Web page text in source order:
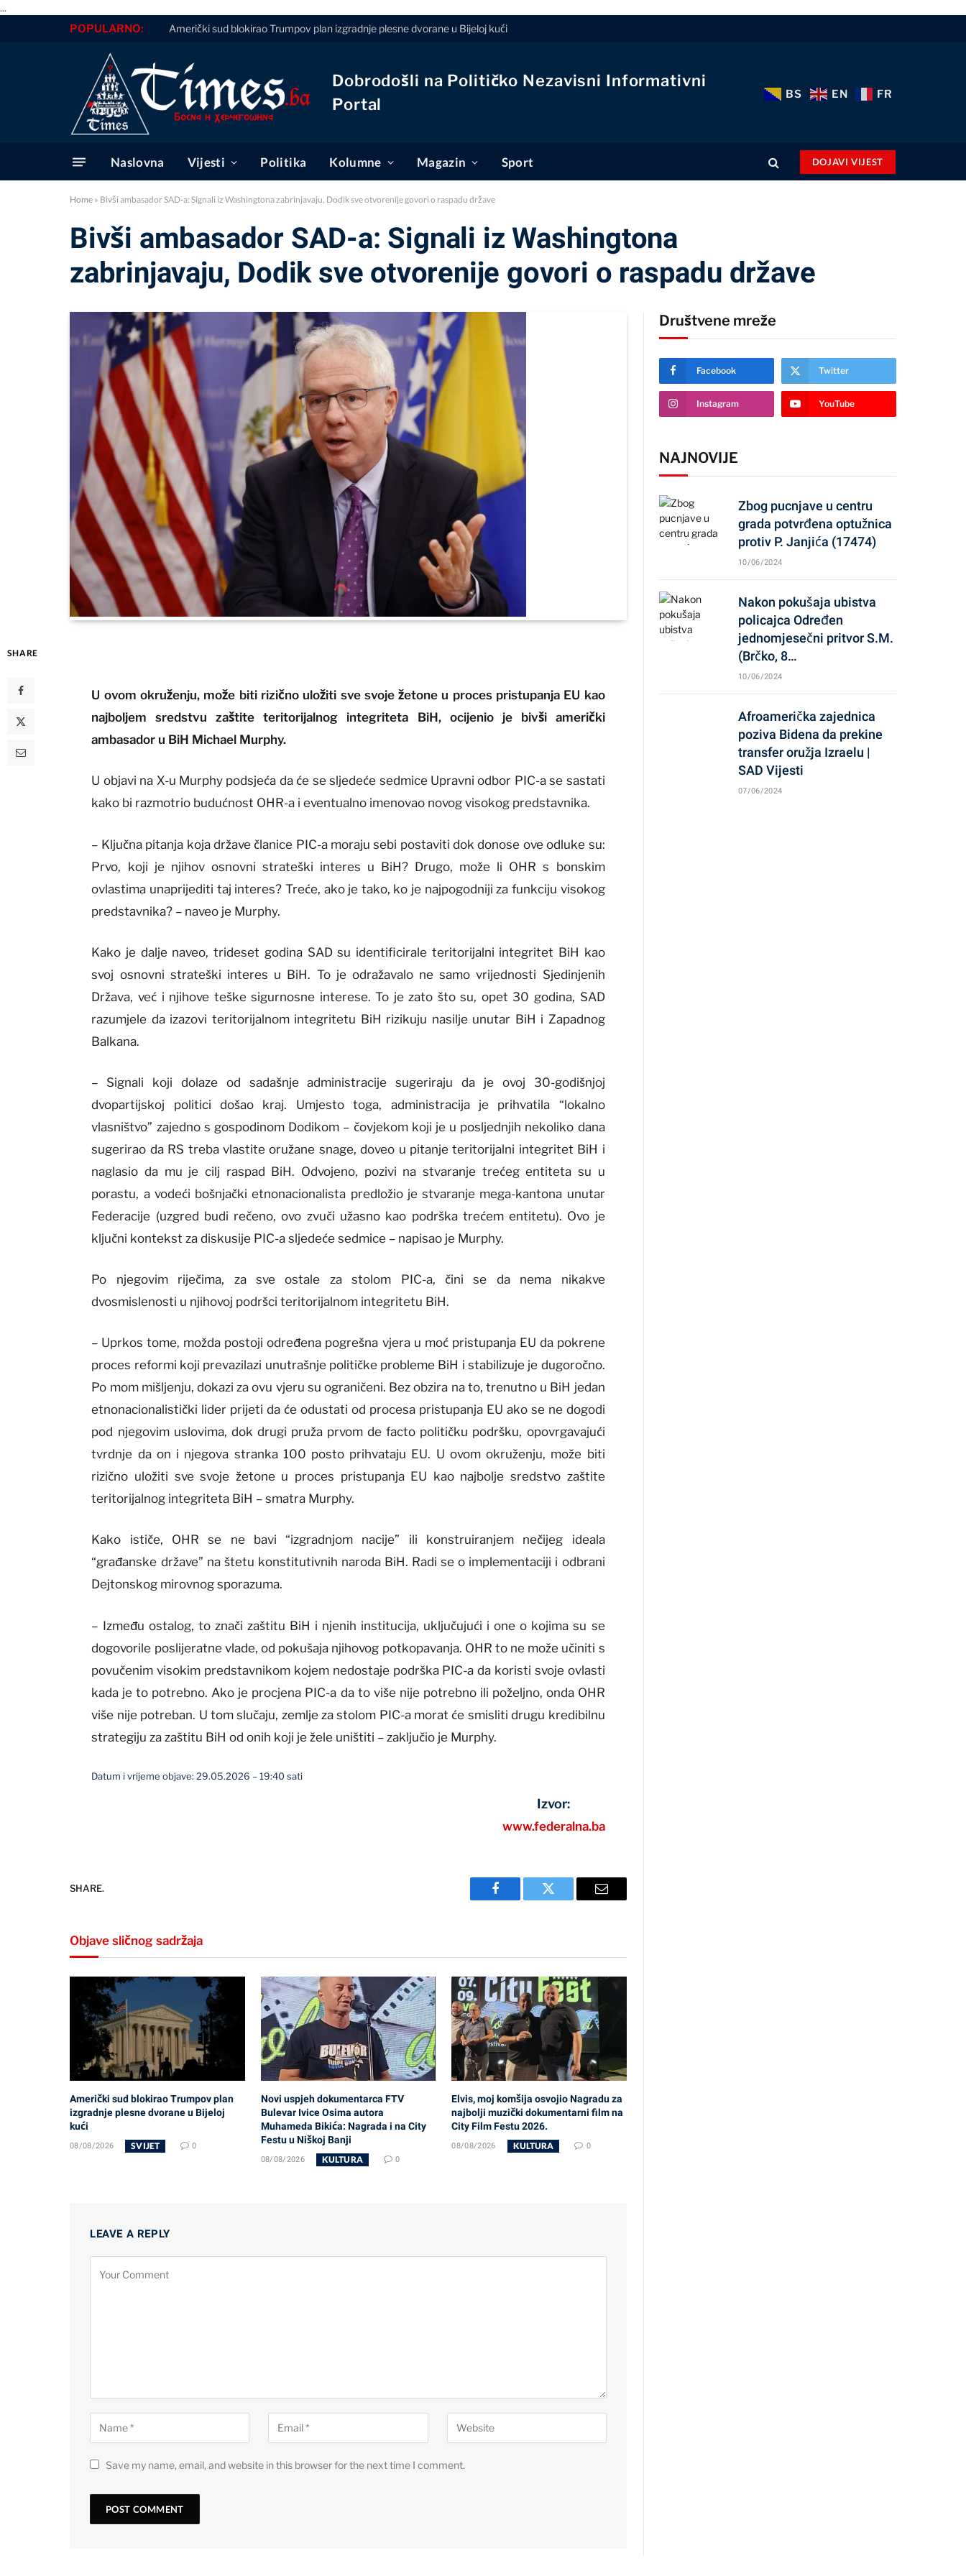
...
POPULARNO: Američki sud blokirao Trumpov plan izgradnje plesne dvorane u Bijeloj kući
Dobrodošli na Političko Nezavisni Informativni
Portal
BS EN FR
Naslovna Vijesti Politika Kolumne Magazin Sport DOJAVI VIJEST
Home » Bivši ambasador SAD-a: Signali iz Washingtona zabrinjavaju, Dodik sve otvorenije govori o raspadu države
Bivši ambasador SAD-a: Signali iz Washingtona
zabrinjavaju, Dodik sve otvorenije govori o raspadu države
SHARE
U ovom okruženju, može biti rizično uložiti sve svoje žetone u proces pristupanja EU kao
najboljem sredstvu zaštite teritorijalnog integriteta BiH, ocijenio je bivši američki
ambasador u BiH Michael Murphy.
U objavi na X-u Murphy podsjeća da će se sljedeće sedmice Upravni odbor PIC-a se sastati
kako bi razmotrio budućnost OHR-a i eventualno imenovao novog visokog predstavnika.
– Ključna pitanja koja države članice PIC-a moraju sebi postaviti dok donose ove odluke su:
Prvo, koji je njihov osnovni strateški interes u BiH? Drugo, može li OHR s bonskim
ovlastima unaprijediti taj interes? Treće, ako je tako, ko je najpogodniji za funkciju visokog
predstavnika? – naveo je Murphy.
Kako je dalje naveo, trideset godina SAD su identificirale teritorijalni integritet BiH kao
svoj osnovni strateški interes u BiH. To je odražavalo ne samo vrijednosti Sjedinjenih
Država, već i njihove teške sigurnosne interese. To je zato što su, opet 30 godina, SAD
razumjele da izazovi teritorijalnom integritetu BiH rizikuju nasilje unutar BiH i Zapadnog
Balkana.
– Signali koji dolaze od sadašnje administracije sugeriraju da je ovoj 30-godišnjoj
dvopartijskoj politici došao kraj. Umjesto toga, administracija je prihvatila “lokalno
vlasništvo” zajedno s gospodinom Dodikom – čovjekom koji je u posljednjih nekoliko dana
sugerirao da RS treba vlastite oružane snage, doveo u pitanje teritorijalni integritet BiH i
naglasio da mu je cilj raspad BiH. Odvojeno, pozivi na stvaranje trećeg entiteta su u
porastu, a vodeći bošnjački etnonacionalista predložio je stvaranje mega-kantona unutar
Federacije (uzgred budi rečeno, ovo zvuči užasno kao podrška trećem entitetu). Ovo je
ključni kontekst za diskusije PIC-a sljedeće sedmice – napisao je Murphy.
Po njegovim riječima, za sve ostale za stolom PIC-a, čini se da nema nikakve
dvosmislenosti u njihovoj podršci teritorijalnom integritetu BiH.
– Uprkos tome, možda postoji određena pogrešna vjera u moć pristupanja EU da pokrene
proces reformi koji prevazilazi unutrašnje političke probleme BiH i stabilizuje je dugoročno.
Po mom mišljenju, dokazi za ovu vjeru su ograničeni. Bez obzira na to, trenutno u BiH jedan
etnonacionalistički lider prijeti da će odustati od procesa pristupanja EU ako se ne dogodi
pod njegovim uslovima, dok drugi pruža prvom de facto političku podršku, opovrgavajući
tvrdnje da on i njegova stranka 100 posto prihvataju EU. U ovom okruženju, može biti
rizično uložiti sve svoje žetone u proces pristupanja EU kao najbolje sredstvo zaštite
teritorijalnog integriteta BiH – smatra Murphy.
Kako ističe, OHR se ne bavi “izgradnjom nacije” ili konstruiranjem nečijeg ideala
“građanske države” na štetu konstitutivnih naroda BiH. Radi se o implementaciji i odbrani
Dejtonskog mirovnog sporazuma.
– Između ostalog, to znači zaštitu BiH i njenih institucija, uključujući i one o kojima su se
dogovorile poslijeratne vlade, od pokušaja njihovog potkopavanja. OHR to ne može učiniti s
povučenim visokim predstavnikom kojem nedostaje podrška PIC-a da koristi svoje ovlasti
kada je to potrebno. Ako je procjena PIC-a da to više nije potrebno ili poželjno, onda OHR
više nije potreban. U tom slučaju, zemlje za stolom PIC-a morat će smisliti drugu kredibilnu
strategiju za zaštitu BiH od onih koji je žele uništiti – zaključio je Murphy.
Datum i vrijeme objave: 29.05.2026 – 19:40 sati
Izvor:
www.federalna.ba
SHARE.
Facebook Twitter Email
Objave sličnog sadržaja
Američki sud blokirao Trumpov plan
izgradnje plesne dvorane u Bijeloj
kući
08/08/2026 SVIJET 0
Novi uspjeh dokumentarca FTV
Bulevar Ivice Osima autora
Muhameda Bikića: Nagrada i na City
Festu u Niškoj Banji
08/08/2026 KULTURA 0
Elvis, moj komšija osvojio Nagradu za
najbolji muzički dokumentarni film na
City Film Festu 2026.
08/08/2026 KULTURA 0
LEAVE A REPLY
Save my name, email, and website in this browser for the next time I comment.
Društvene mreže
Facebook Twitter
Instagram YouTube
NAJNOVIJE
Zbog pucnjave u centru
grada potvrđena optužnica
protiv P. Janjića (17474)
10/06/2024
Nakon pokušaja ubistva
policajca Određen
jednomjesečni pritvor S.M.
(Brčko, 8…
10/06/2024
Afroamerička zajednica
poziva Bidena da prekine
transfer oružja Izraelu |
SAD Vijesti
07/06/2024